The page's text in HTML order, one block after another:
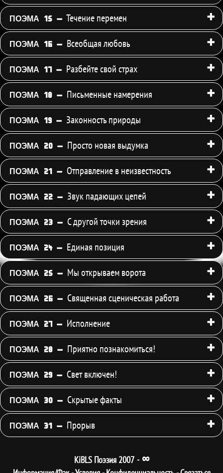
ПОЭМА 15 - Течение перемен
ПОЭМА 16 - Всеобщая любовь
ПОЭМА 17 - Разбейте свой страх
ПОЭМА 18 - Письменные намерения
ПОЭМА 19 - Законность природы
ПОЭМА 20 - Просто новая выдумка
ПОЭМА 21 - Отправление в неизвестность
ПОЭМА 22 - Звук падающих цепей
ПОЭМА 23 - С другой точки зрения
ПОЭМА 24 - Единая позиция
ПОЭМА 25 - Мы открываем ворота
ПОЭМА 26 - Священная сценическая работа
ПОЭМА 27 - Исполнение
ПОЭМА 28 - Приятно познакомиться!
ПОЭМА 29 - Свет включен!
ПОЭМА 30 - Скрытые факты
ПОЭМА 31 - Прорыв
KiBLS Поэзия 2007 - ∞